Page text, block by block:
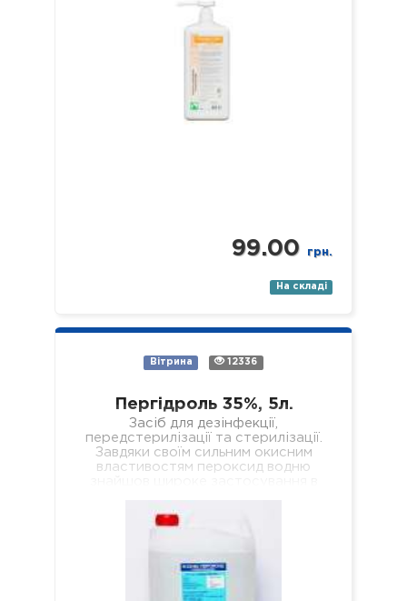
99.00 грн.
На складі
Вітрина 12336
Пергідроль 35%, 5л.
Засіб для дезінфекції,
передстерилізації та стерилізації.
Завдяки своїм сильним окисним
властивостям пероксид водню
використовується, наприклад, як…